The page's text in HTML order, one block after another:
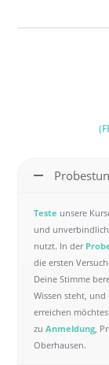
Teste unsere
und
nutzt. In der
die ersten
Deine Stimme
Wissen steht,
erreichen
zuAnmeldung ,
Oberhausen.